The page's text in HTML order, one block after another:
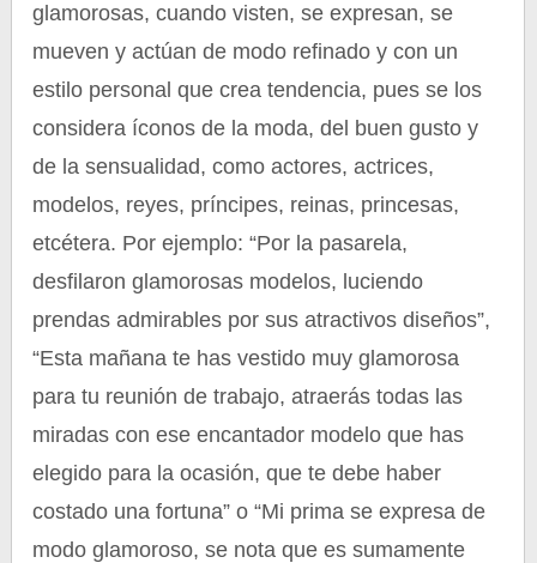
glamorosas, cuando visten, se expresan, se
mueven y actúan de modo refinado y con un
estilo personal que crea tendencia, pues se los
considera íconos de la moda, del buen gusto y
de la sensualidad, como actores, actrices,
modelos, reyes, príncipes, reinas, princesas,
etcétera. Por ejemplo: “Por la pasarela,
desfilaron glamorosas modelos, luciendo
prendas admirables por sus atractivos diseños”,
“Esta mañana te has vestido muy glamorosa
para tu reunión de trabajo, atraerás todas las
miradas con ese encantador modelo que has
elegido para la ocasión, que te debe haber
costado una fortuna” o “Mi prima se expresa de
modo glamoroso, se nota que es sumamente